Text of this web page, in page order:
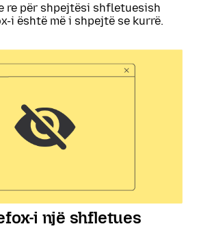
re për shpejtësi shfletuesish
i është më i shpejtë se kurrë.
i një shfletues